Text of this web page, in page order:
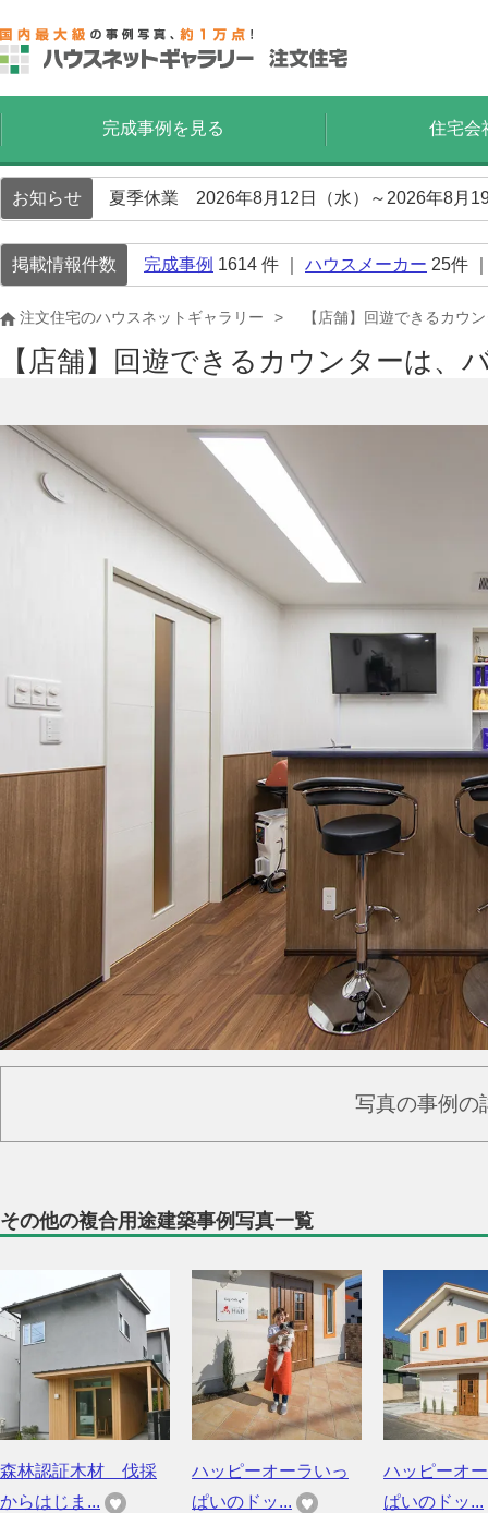
完成事例を見る 住宅会
お知らせ 夏季休業 2026年8月12日（水）～2026年8月
掲載情報件数 完成事例 1614 件 ｜ ハウスメーカー 25件
注文住宅のハウスネットギャラリー 【店舗】回遊できるカウ
【店舗】回遊できるカウンターは
写真の事例の
その他の複合用途建築事例写真一覧
森林認証木材 伐採
からはじま...
ハッピーオーラいっ
ぱいのドッ...
ハッピーオ
ぱいのドッ...